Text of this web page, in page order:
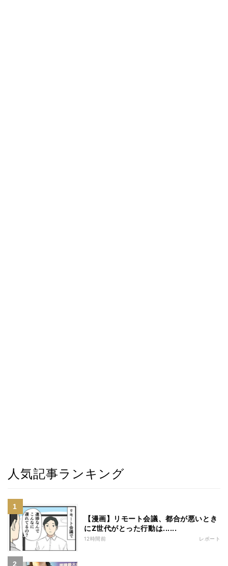
人気記事ランキング
【漫画】リモート会議、都合が悪いとき
にZ世代がとった行動は......
12時間前 レポート